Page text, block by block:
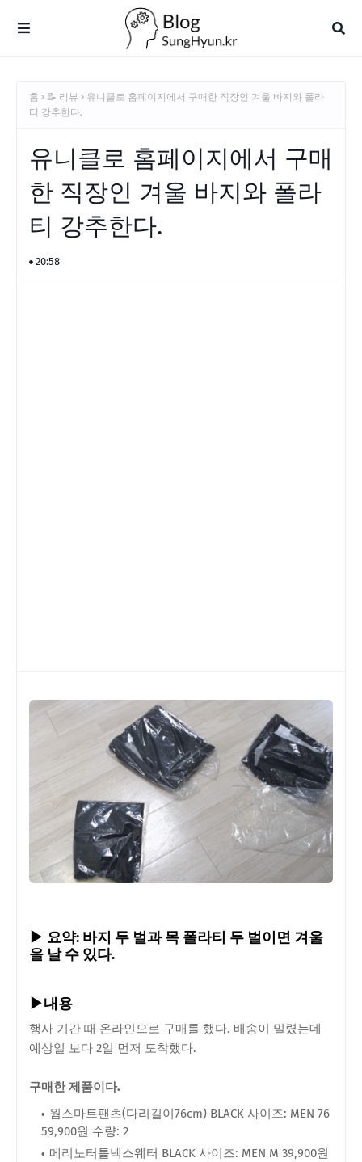
홈 📝 리뷰
유니클로 홈페이지에서 구매한 직장인 겨울 바지와 폴라
티 강추한다.
유니클로 홈페이지에서 구매
한 직장인 겨울 바지와 폴라
티 강추한다.
20:58
▶ 요약: 바지 두 벌과 목 폴라티 두 벌이면 겨울
을 날 수 있다.
▶내용
행사 기간 때 온라인으로 구매를 했다. 배송이 밀렸는데
예상일 보다 2일 먼저 도착했다.
구매한 제품이다.
웜스마트팬츠(다리길이76cm) BLACK 사이즈: MEN 76
59,900원 수량: 2
메리노터틀넥스웨터 BLACK 사이즈: MEN M 39,900원